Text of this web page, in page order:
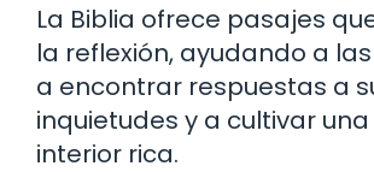
La Biblia ofrece pasajes
la reflexión, ayudando a
a encontrar respuestas a
inquietudes y a cultivar
interior rica.